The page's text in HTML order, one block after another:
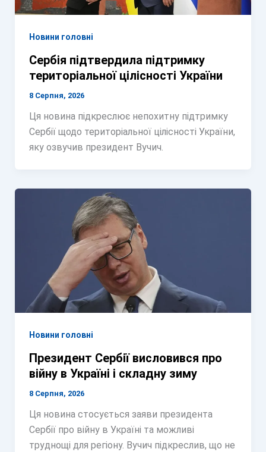
Новини головні
Сербія підтвердила підтримку
територіальної цілісності України
8 Серпня, 2026
Ця новина підкреслює непохитну підтримку
Сербії щодо територіальної цілісності України,
яку озвучив президент Вучич.
Новини головні
Президент Сербії висловився про
війну в Україні і складну зиму
8 Серпня, 2026
Ця новина стосується заяви президента
Сербії про війну в Україні та можливі
труднощі для регіону. Вучич підкреслив, що не